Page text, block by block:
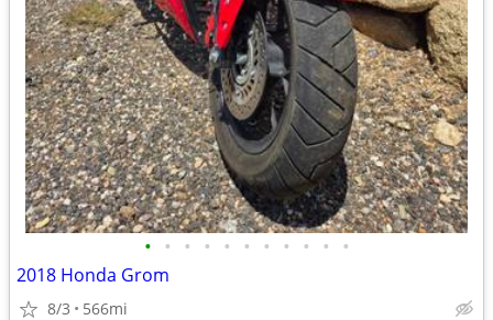
• • • • • • • • • • •
2018 Honda Grom
8/3 566mi